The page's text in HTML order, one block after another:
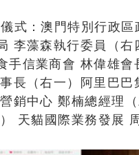
式：澳門特別行政
李藻森執行委員（
信業商會 林偉雄會
長（右一）阿里巴
銷中心 鄭楠總經理
天貓國際業務發展